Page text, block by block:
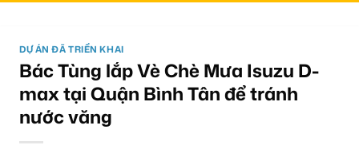
DỰ ÁN ĐÃ TRIỂN KHAI
Bác Tùng lắp Vè Chè Mưa Isuzu D-
max tại Quận Bình Tân để tránh
nước văng